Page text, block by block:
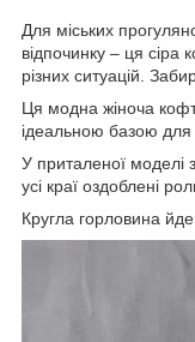
Для міських
відпочинку – ця сіра
різних ситуацій.
Ця модна жіноча
ідеальною базою для
У приталеної моделі
усі краї оздоблені
Кругла горловина